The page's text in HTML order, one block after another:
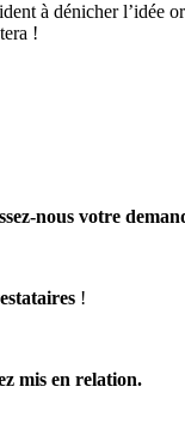
à dénicher l’idée
!
nous votre
!
mis en relation.